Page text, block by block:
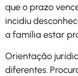
que o prazo
incidiu
a família estar
Orientação
diferentes.